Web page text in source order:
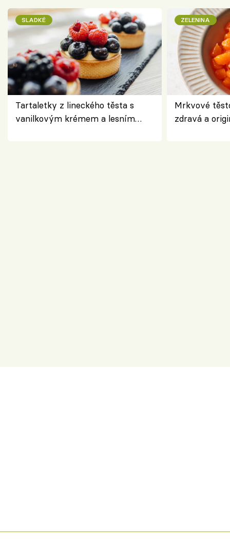
SLADKÉ
Tartaletky z lineckého těsta s
vanilkovým krémem a lesním
ZELENINA
Mrkvové
zdravá a